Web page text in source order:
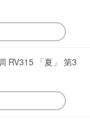
RV315 「夏」 第3